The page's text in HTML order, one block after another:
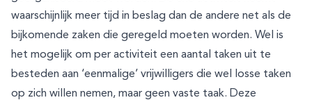
waarschijnlijk meer tijd in beslag dan de andere net als de
bijkomende zaken die geregeld moeten worden. Wel is
het mogelijk om per activiteit een aantal taken uit te
besteden aan ‘eenmalige’ vrijwilligers die wel losse taken
op zich willen nemen, maar geen vaste taak. Deze